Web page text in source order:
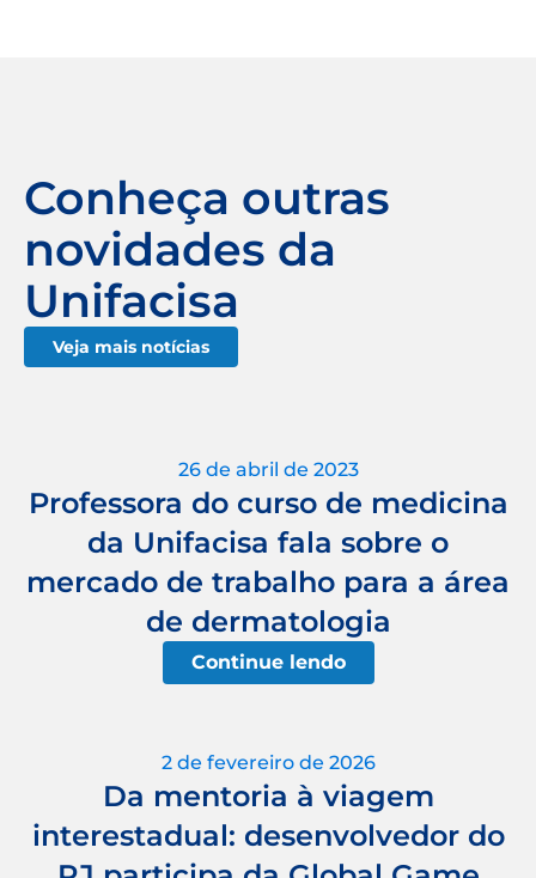
Conheça outras
novidades da
Unifacisa
Veja mais notícias
26 de abril de 2023
Professora do curso de medicina
da Unifacisa fala sobre o
mercado de trabalho para a área
de dermatologia
Continue lendo
2 de fevereiro de 2026
Da mentoria à viagem
interestadual: desenvolvedor do